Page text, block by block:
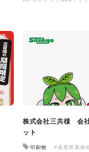
株式会社三共様 会
ット
印刷物
#産業廃棄物